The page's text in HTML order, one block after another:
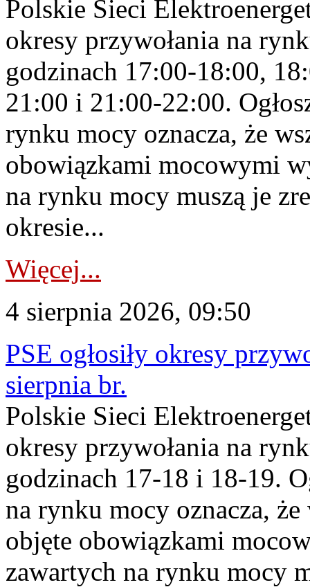
Polskie Sieci
okresy przywołania na
godzinach 17:00-18:00,
21:00 i 21:00-22:00.
rynku mocy oznacza, że
obowiązkami mocowymi
na rynku mocy muszą je
okresie...
Więcej...
4 sierpnia 2026, 09:50
PSE ogłosiły okresy
sierpnia br.
Polskie Sieci
okresy przywołania na
godzinach 17-18 i 18-19.
na rynku mocy oznacza,
objęte obowiązkami
zawartych na rynku mocy